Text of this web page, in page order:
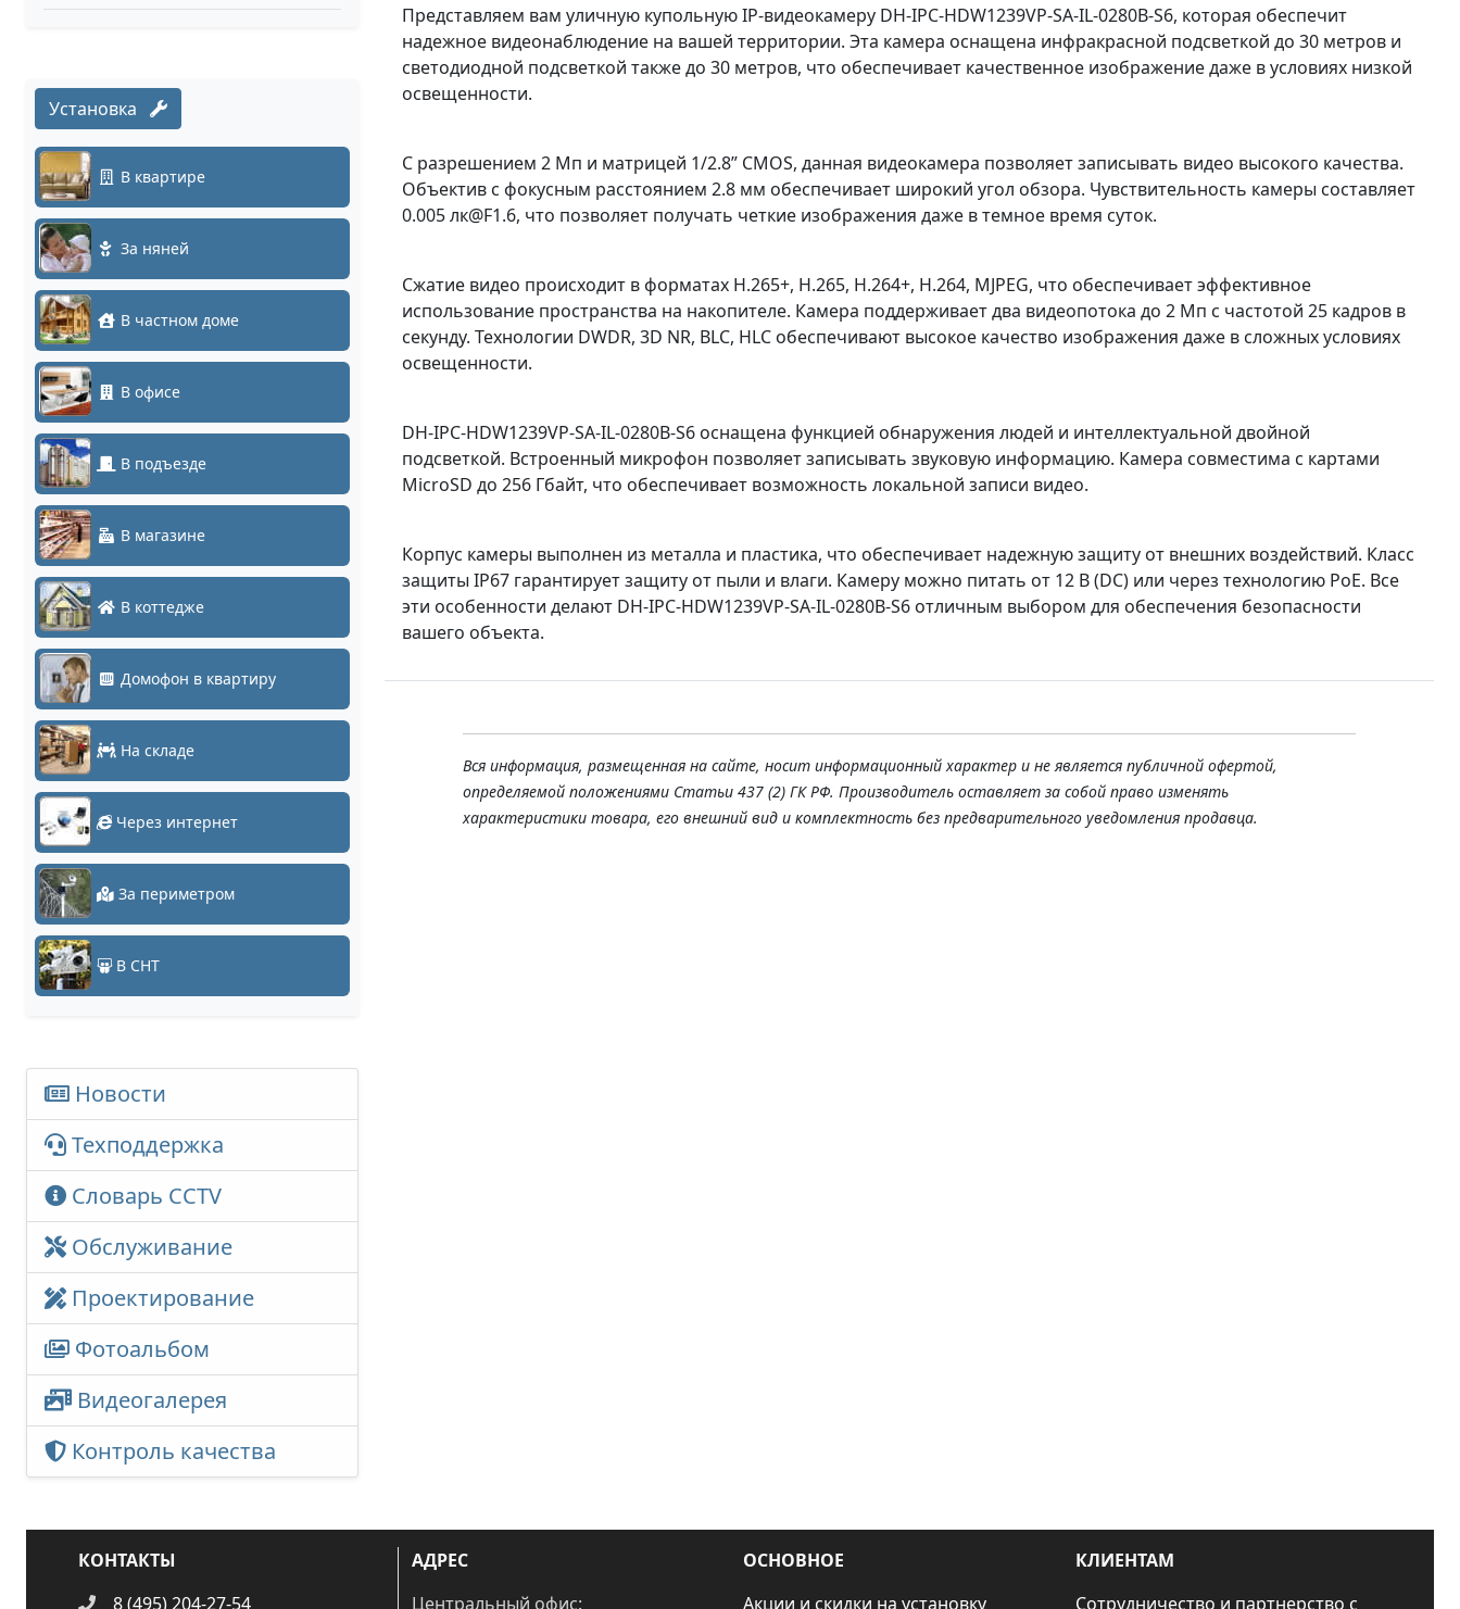
Установка
В квартире
За няней
В частном доме
В офисе
В подъезде
В магазине
В коттедже
Домофон в квартиру
На складе
Через интернет
За периметром
В СНТ
Новости
Техподдержка
Словарь CCTV
Обслуживание
Проектирование
Фотоальбом
Видеогалерея
Контроль качества
Представляем вам уличную купольную IP-видеокамеру DH-IPC-HDW1239VP-SA-IL-0280B-S6, которая обеспечит
надежное видеонаблюдение на вашей территории. Эта камера оснащена инфракрасной подсветкой до 30 метров и
светодиодной подсветкой также до 30 метров, что обеспечивает качественное изображение даже в условиях низкой
освещенности.
С разрешением 2 Мп и матрицей 1/2.8” CMOS, данная видеокамера позволяет записывать видео высокого качества.
Объектив с фокусным расстоянием 2.8 мм обеспечивает широкий угол обзора. Чувствительность камеры составляет
0.005 лк@F1.6, что позволяет получать четкие изображения даже в темное время суток.
Сжатие видео происходит в форматах H.265+, H.265, H.264+, H.264, MJPEG, что обеспечивает эффективное
использование пространства на накопителе. Камера поддерживает два видеопотока до 2 Мп с частотой 25 кадров в
секунду. Технологии DWDR, 3D NR, BLC, HLC обеспечивают высокое качество изображения даже в сложных условиях
освещенности.
DH-IPC-HDW1239VP-SA-IL-0280B-S6 оснащена функцией обнаружения людей и интеллектуальной двойной
подсветкой. Встроенный микрофон позволяет записывать звуковую информацию. Камера совместима с картами
MicroSD до 256 Гбайт, что обеспечивает возможность локальной записи видео.
Корпус камеры выполнен из металла и пластика, что обеспечивает надежную защиту от внешних воздействий. Класс
защиты IP67 гарантирует защиту от пыли и влаги. Камеру можно питать от 12 В (DC) или через технологию PoE. Все
эти особенности делают DH-IPC-HDW1239VP-SA-IL-0280B-S6 отличным выбором для обеспечения безопасности
вашего объекта.
Вся информация, размещенная на сайте, носит информационный характер и не является публичной офертой,
определяемой положениями Статьи 437 (2) ГК РФ. Производитель оставляет за собой право изменять
характеристики товара, его внешний вид и комплектность без предварительного уведомления продавца.
КОНТАКТЫ
8 (495) 204-27-54
АДРЕС
Центральный офис:
ОСНОВНОЕ
Акции и скидки на установку
КЛИЕНТАМ
Сотрудничество и партнерство с